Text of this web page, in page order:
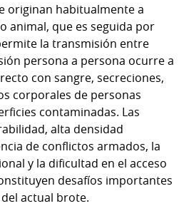
originan habitualmente a
animal, que es seguida por
la transmisión entre
persona a persona ocurre a
con sangre, secreciones,
corporales de personas
contaminadas. Las
alta densidad
de conflictos armados, la
y la dificultad en el acceso
desafíos importantes
actual brote.